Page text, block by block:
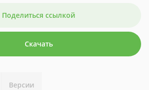
Поделиться ссылкой
Скачать
Версии